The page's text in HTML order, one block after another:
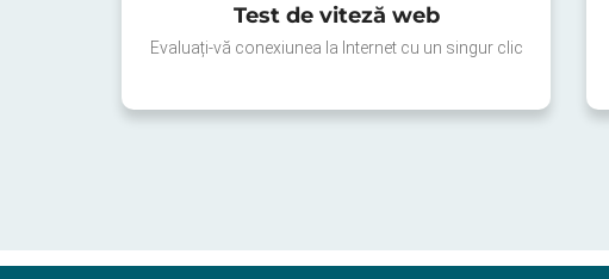
Test de viteză web
Evaluați-vă conexiunea la Internet cu un singur clic